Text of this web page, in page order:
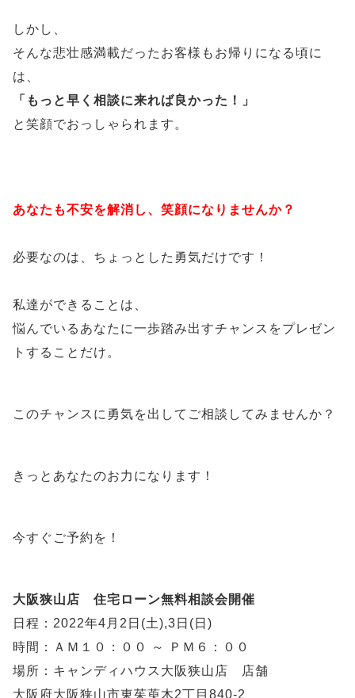
しかし、
そんな悲壮感満載だったお客様もお帰りになる頃に
は、
「もっと早く相談に来れば良かった！」
と笑顔でおっしゃられます。
あなたも不安を解消し、笑顔になりませんか？
必要なのは、ちょっとした勇気だけです！
私達ができることは、
悩んでいるあなたに一歩踏み出すチャンスをプレゼン
トすることだけ。
このチャンスに勇気を出してご相談してみませんか？
きっとあなたのお力になります！
今すぐご予約を！
大阪狭山店 住宅ローン無料相談会開催
日程：2022年4月2日(土),3日(日)
時間：ＡＭ１０：００ ～ ＰＭ６：００
場所：キャンディハウス大阪狭山店 店舗
大阪府大阪狭山市東茱萸木2丁目840-2